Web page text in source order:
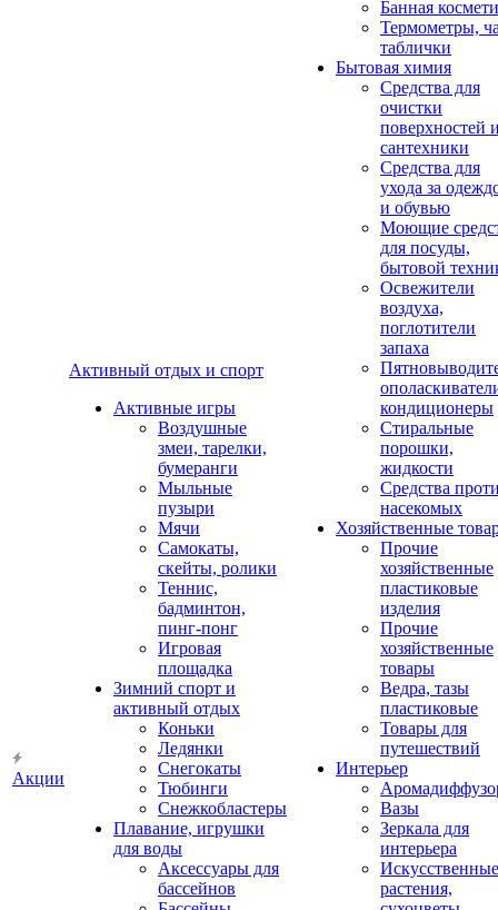
Акции
Активный отдых и спорт
Активные игры
Воздушные
змеи, тарелки,
бумеранги
Мыльные
пузыри
Мячи
Самокаты,
скейты, ролики
Теннис,
бадминтон,
пинг-понг
Игровая
площадка
Зимний спорт и
активный отдых
Коньки
Ледянки
Снегокаты
Тюбинги
Снежкобластеры
Плавание, игрушки
для воды
Аксессуары для
бассейнов
Банная
Термометры,
таблички
Бытовая химия
Средства для
очистки
поверхностей
сантехники
Средства для
ухода за
и обувью
Моющие
для посуды,
бытовой
Освежители
воздуха,
поглотители
запаха
кондиционеры
Стиральные
порошки,
жидкости
Средства
насекомых
Хозяйственные
Прочие
хозяйственные
пластиковые
изделия
Прочие
хозяйственные
товары
Ведра, тазы
пластиковые
Товары для
путешествий
Интерьер
Вазы
Зеркала для
интерьера
Искусственные
растения,